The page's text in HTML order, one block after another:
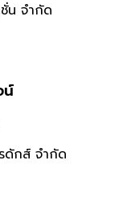
น จำกัด
น์
ดักส์ จำกัด